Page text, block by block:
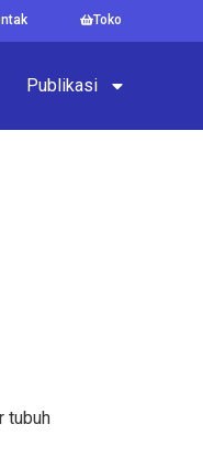
Toko
Publikasi
tubuh